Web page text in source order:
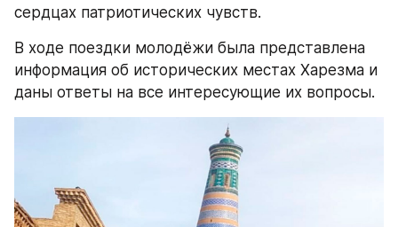
сердцах патриотических чувств.
В ходе поездки молодёжи была представлена
информация об исторических местах Харезма и
даны ответы на все интересующие их вопросы.